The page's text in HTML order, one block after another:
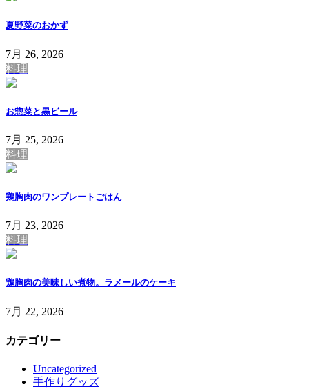
夏野菜のおかず
7月 26, 2026
料理
お惣菜と黒ビール
7月 25, 2026
料理
鶏胸肉のワンプレートごはん
7月 23, 2026
料理
鶏胸肉の美味しい煮物。ラメールのケーキ
7月 22, 2026
カテゴリー
Uncategorized
手作りグッズ